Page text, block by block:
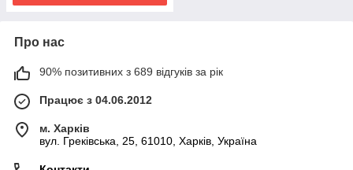
Про нас
90% позитивних з 689 відгуків за рік
Працює з 04.06.2012
м. Харків
вул. Греківська, 25, 61010, Харків, Україна